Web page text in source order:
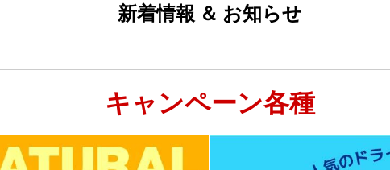
新着情報 ＆ お知らせ
キャンペーン各種